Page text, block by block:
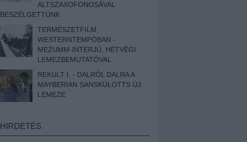
ALTSZAXOFONOSÁVAL
BESZÉLGETTÜNK
TERMÉSZETFILM,
WESTERNTEMPÓBAN -
MEZUMM-INTERJÚ, HÉTVÉGI
LEMEZBEMUTATÓVAL
REKULT I. - DALRÓL DALRA A
MAYBERIAN SANSKÜLOTTS ÚJ
LEMEZE
HIRDETÉS